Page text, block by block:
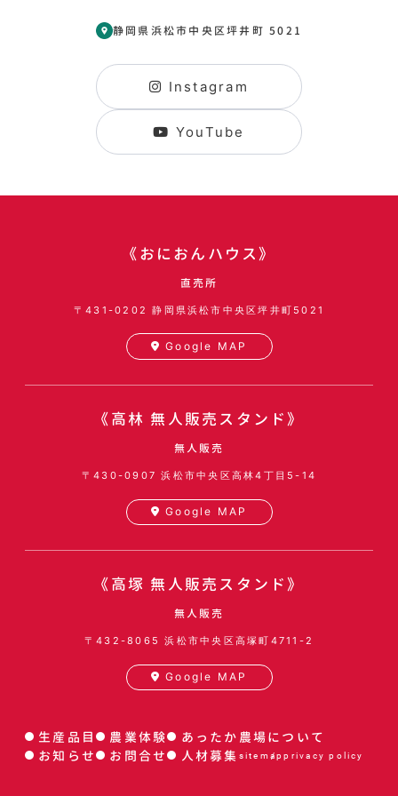
静岡県浜松市中央区坪井町 5021
Instagram
YouTube
《おにおんハウス》
直売所
〒431-0202 静岡県浜松市中央区坪井町5021
Google MAP
《高林 無人販売スタンド》
無人販売
〒430-0907 浜松市中央区高林4丁目5-14
Google MAP
《高塚 無人販売スタンド》
無人販売
〒432-8065 浜松市中央区高塚町4711-2
Google MAP
生産品目 農業体験
あったか農場について
お知らせ
お問合せ 人材募集 sitemapprivacy policy